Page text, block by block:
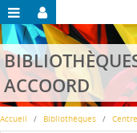
ACCOORD
Accueil Bibliothèques